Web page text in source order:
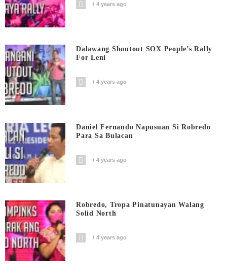
4 years ago
Dalawang Shoutout SOX People’s Rally
For Leni
4 years ago
Daniel Fernando Napusuan Si Robredo
Para Sa Bulacan
4 years ago
Robredo, Tropa Pinatunayan Walang
Solid North
4 years ago